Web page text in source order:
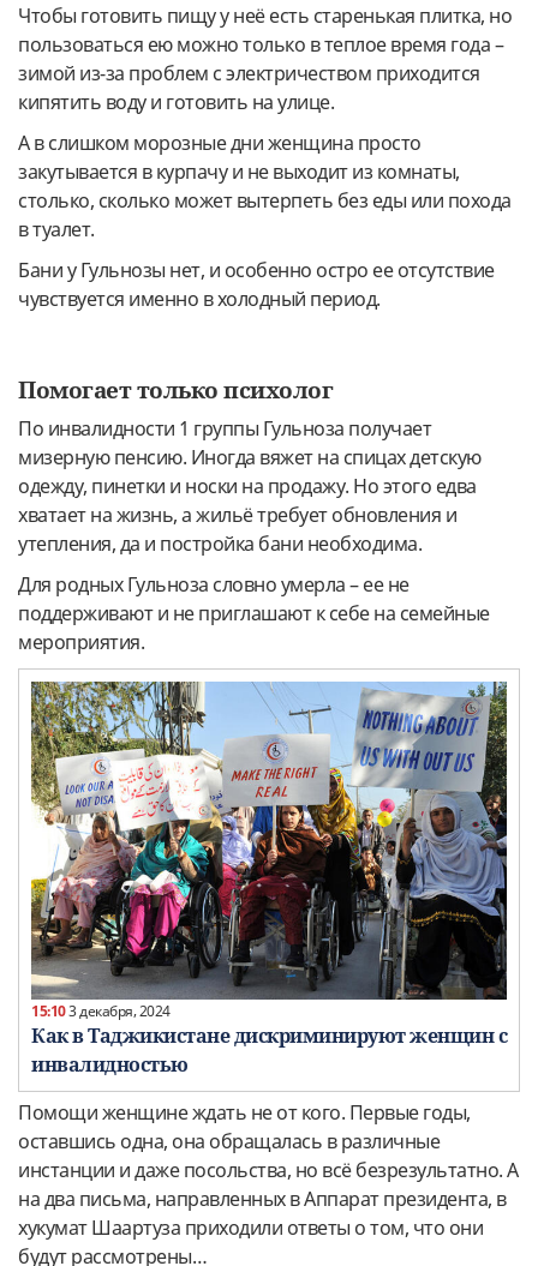
Чтобы готовить пищу у неё есть старенькая плитка, но
пользоваться ею можно только в теплое время года –
зимой из-за проблем с электричеством приходится
кипятить воду и готовить на улице.
А в слишком морозные дни женщина просто
закутывается в курпачу и не выходит из комнаты,
столько, сколько может вытерпеть без еды или похода
в туалет.
Бани у Гульнозы нет, и особенно остро ее отсутствие
чувствуется именно в холодный период.
Помогает только психолог
По инвалидности 1 группы Гульноза получает
мизерную пенсию. Иногда вяжет на спицах детскую
одежду, пинетки и носки на продажу. Но этого едва
хватает на жизнь, а жильё требует обновления и
утепления, да и постройка бани необходима.
Для родных Гульноза словно умерла – ее не
поддерживают и не приглашают к себе на семейные
мероприятия.
15:103 декабря, 2024
Как в Таджикистане дискриминируют женщин с
инвалидностью
Помощи женщине ждать не от кого. Первые годы,
оставшись одна, она обращалась в различные
инстанции и даже посольства, но всё безрезультатно. А
на два письма, направленных в Аппарат президента, в
хукумат Шаартуза приходили ответы о том, что они
будут рассмотрены…